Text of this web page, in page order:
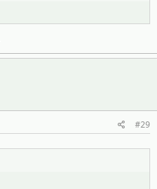
#29